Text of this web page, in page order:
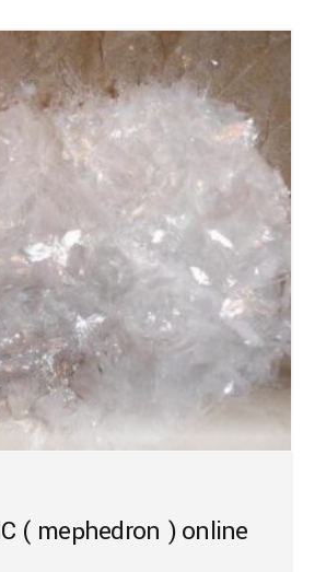
( mephedron ) online